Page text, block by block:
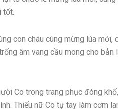
tốt.
con cháu cúng mừng lúa
âm vang cầu mong cho bản
Co trong trang phục đóng
Thiếu nữ Co tự tay làm cơm